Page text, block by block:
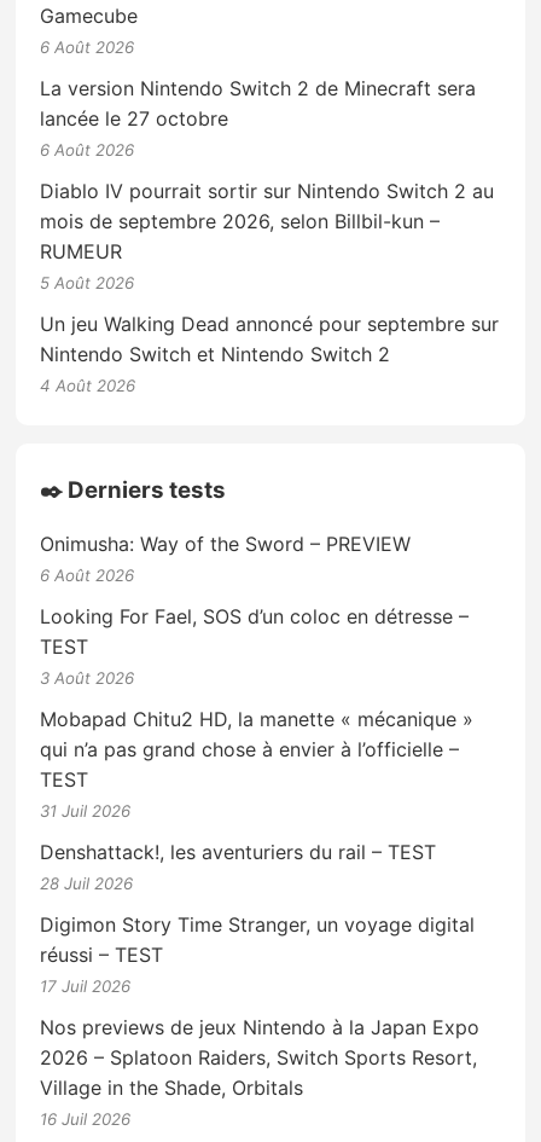
Gamecube
6 Août 2026
La version Nintendo Switch 2 de Minecraft sera
lancée le 27 octobre
6 Août 2026
Diablo IV pourrait sortir sur Nintendo Switch 2 au
mois de septembre 2026, selon Billbil-kun –
RUMEUR
5 Août 2026
Un jeu Walking Dead annoncé pour septembre sur
Nintendo Switch et Nintendo Switch 2
4 Août 2026
✒️ Derniers tests
Onimusha: Way of the Sword – PREVIEW
6 Août 2026
Looking For Fael, SOS d’un coloc en détresse –
TEST
3 Août 2026
Mobapad Chitu2 HD, la manette « mécanique »
qui n’a pas grand chose à envier à l’officielle –
TEST
31 Juil 2026
Denshattack!, les aventuriers du rail – TEST
28 Juil 2026
Digimon Story Time Stranger, un voyage digital
réussi – TEST
17 Juil 2026
Nos previews de jeux Nintendo à la Japan Expo
2026 – Splatoon Raiders, Switch Sports Resort,
Village in the Shade, Orbitals
16 Juil 2026